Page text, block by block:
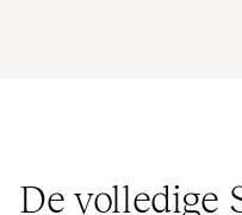
De volledige